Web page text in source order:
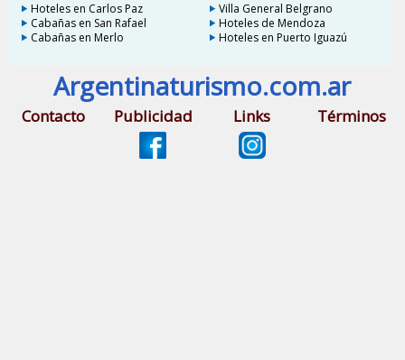
Hoteles en Carlos Paz
Villa General Belgrano
Cabañas en San Rafael
Hoteles de Mendoza
Cabañas en Merlo
Hoteles en Puerto Iguazú
Argentinaturismo.com.ar
Contacto Publicidad Links Términos